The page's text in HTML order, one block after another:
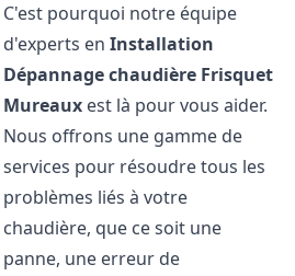
C'est pourquoi notre équipe
d'experts enInstallation
Dépannage chaudière Frisquet
Mureaux est là pour vous aider.
Nous offrons une gamme de
services pour résoudre tous les
problèmes liés à votre
chaudière, que ce soit une
panne, une erreur de